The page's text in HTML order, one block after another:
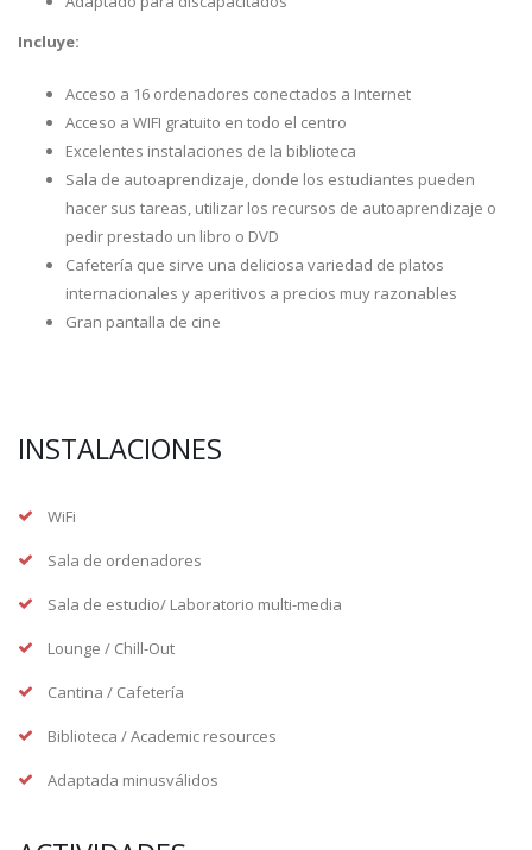
Incluye:
Acceso a 16 ordenadores conectados a Internet
Acceso a WIFI gratuito en todo el centro
Excelentes instalaciones de la biblioteca
Sala de autoaprendizaje, donde los estudiantes pueden
hacer sus tareas, utilizar los recursos de autoaprendizaje o
pedir prestado un libro o DVD
Cafetería que sirve una deliciosa variedad de platos
internacionales y aperitivos a precios muy razonables
Gran pantalla de cine
INSTALACIONES
WiFi
Sala de ordenadores
Sala de estudio/ Laboratorio multi-media
Lounge / Chill-Out
Cantina / Cafetería
Biblioteca / Academic resources
Adaptada minusválidos